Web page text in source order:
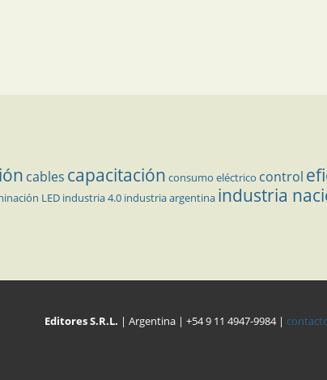
cables capacitación consumo eléctrico control
LED industria 4.0 industria argentina industria
Editores S.R.L. | Argentina | +54 9 11 4947-9984 |